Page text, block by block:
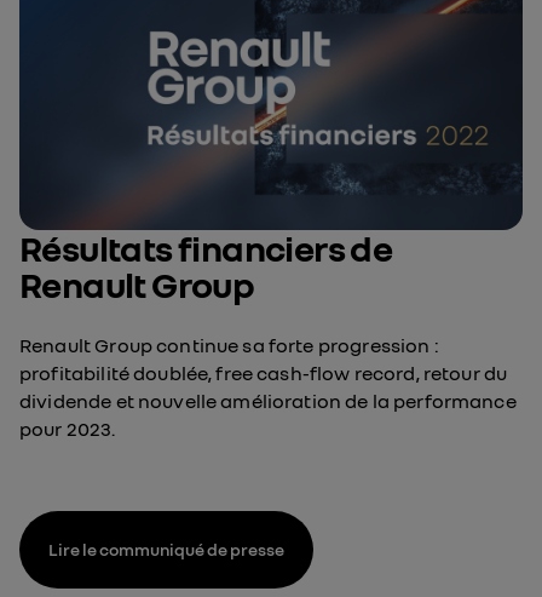
Résultats financiers de
Renault Group
Renault Group continue sa forte progression :
profitabilité doublée, free cash-flow record, retour du
dividende et nouvelle amélioration de la performance
pour 2023.
Lire le communiqué de presse